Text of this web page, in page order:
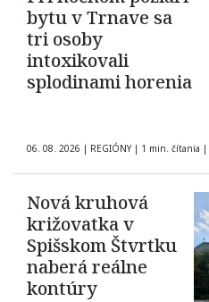
bytu v Trnave sa
tri osoby
intoxikovali
splodinami horenia
06. 08. 2026 | REGIÓNY | 1 min. čítania |
Nová kruhová
križovatka v
Spišskom Štvrtku
naberá reálne
kontúry